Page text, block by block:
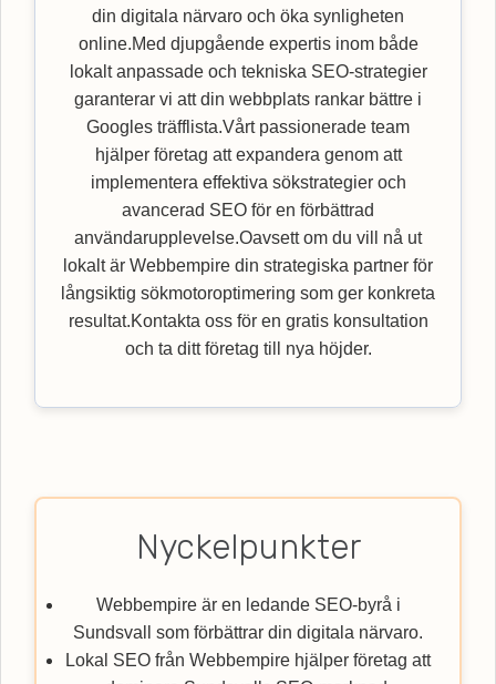
din digitala närvaro och öka synligheten
online.Med djupgående expertis inom både
lokalt anpassade och tekniska SEO-strategier
garanterar vi att din webbplats rankar bättre i
Googles träfflista.Vårt passionerade team
hjälper företag att expandera genom att
implementera effektiva sökstrategier och
avancerad SEO för en förbättrad
användarupplevelse.Oavsett om du vill nå ut
lokalt är Webbempire din strategiska partner för
långsiktig sökmotoroptimering som ger konkreta
resultat.Kontakta oss för en gratis konsultation
och ta ditt företag till nya höjder.
Nyckelpunkter
Webbempire är en ledande SEO-byrå i
Sundsvall som förbättrar din digitala närvaro.
Lokal SEO från Webbempire hjälper företag att